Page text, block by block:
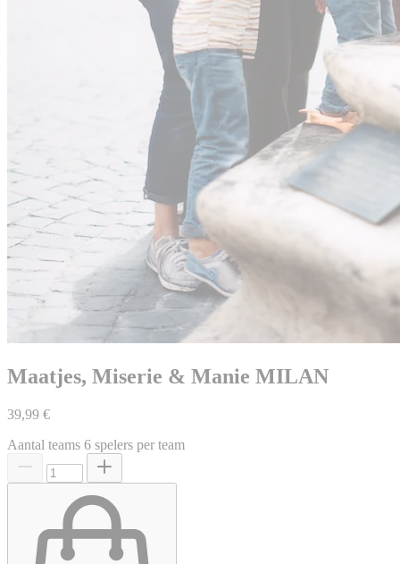
Maatjes, Miserie & Manie MILAN
39,99 €
Aantal teams 6 spelers per team